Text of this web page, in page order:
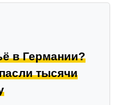
в Германии?
тысячи